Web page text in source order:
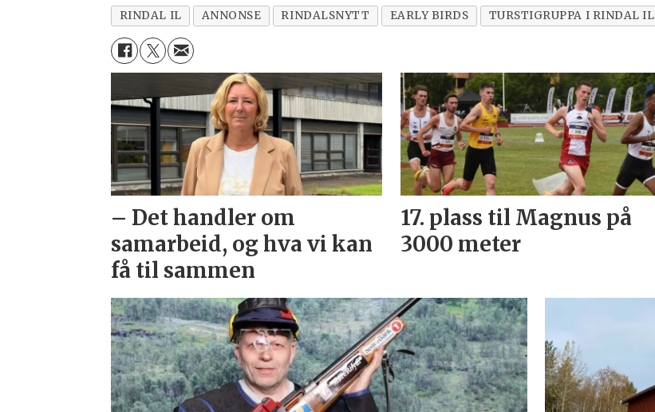
RINDAL IL ANNONSE RINDALSNYTT EARLY BIRDS TURSTIGRUPPA I RINDAL IL
– Det handler om
samarbeid, og hva vi kan
få til sammen
17. plass til Magnus på
3000 meter